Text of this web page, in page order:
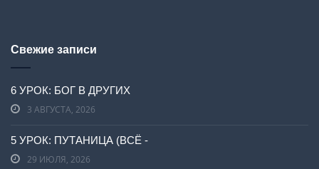
Свежие записи
6 УРОК: БОГ В ДРУГИХ
3 АВГУСТА, 2026
5 УРОК: ПУТАНИЦА (ВСЁ -
29 ИЮЛЯ, 2026